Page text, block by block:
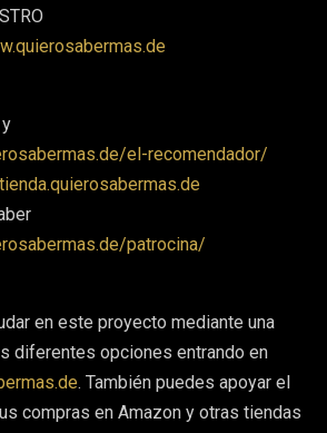
el-recomendador/
patrocina/
en este proyecto mediante una
diferentes opciones entrando en
. También puedes apoyar el
compras en Amazon y otras tiendas